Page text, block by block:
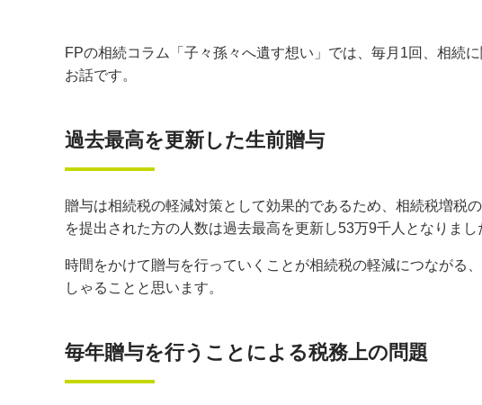
FPの相続コラム「子々孫々へ遺す想い」では、毎月1回、相続
お話です。
過去最高を更新した生前贈与
贈与は相続税の軽減対策として効果的であるため、相続税増税
を提出された方の人数は過去最高を更新し53万9千人となりまし
時間をかけて贈与を行っていくことが相続税の軽減につながる
しゃることと思います。
毎年贈与を行うことによる税務上の問題